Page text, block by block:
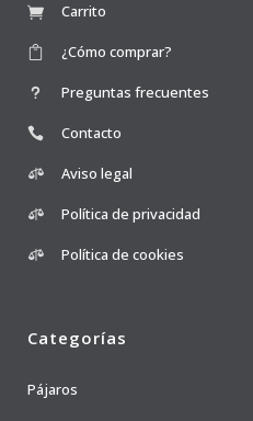
Carrito
¿Cómo comprar?
Preguntas frecuentes
Contacto
Aviso legal
Política de privacidad
Política de cookies
Categorías
Pájaros